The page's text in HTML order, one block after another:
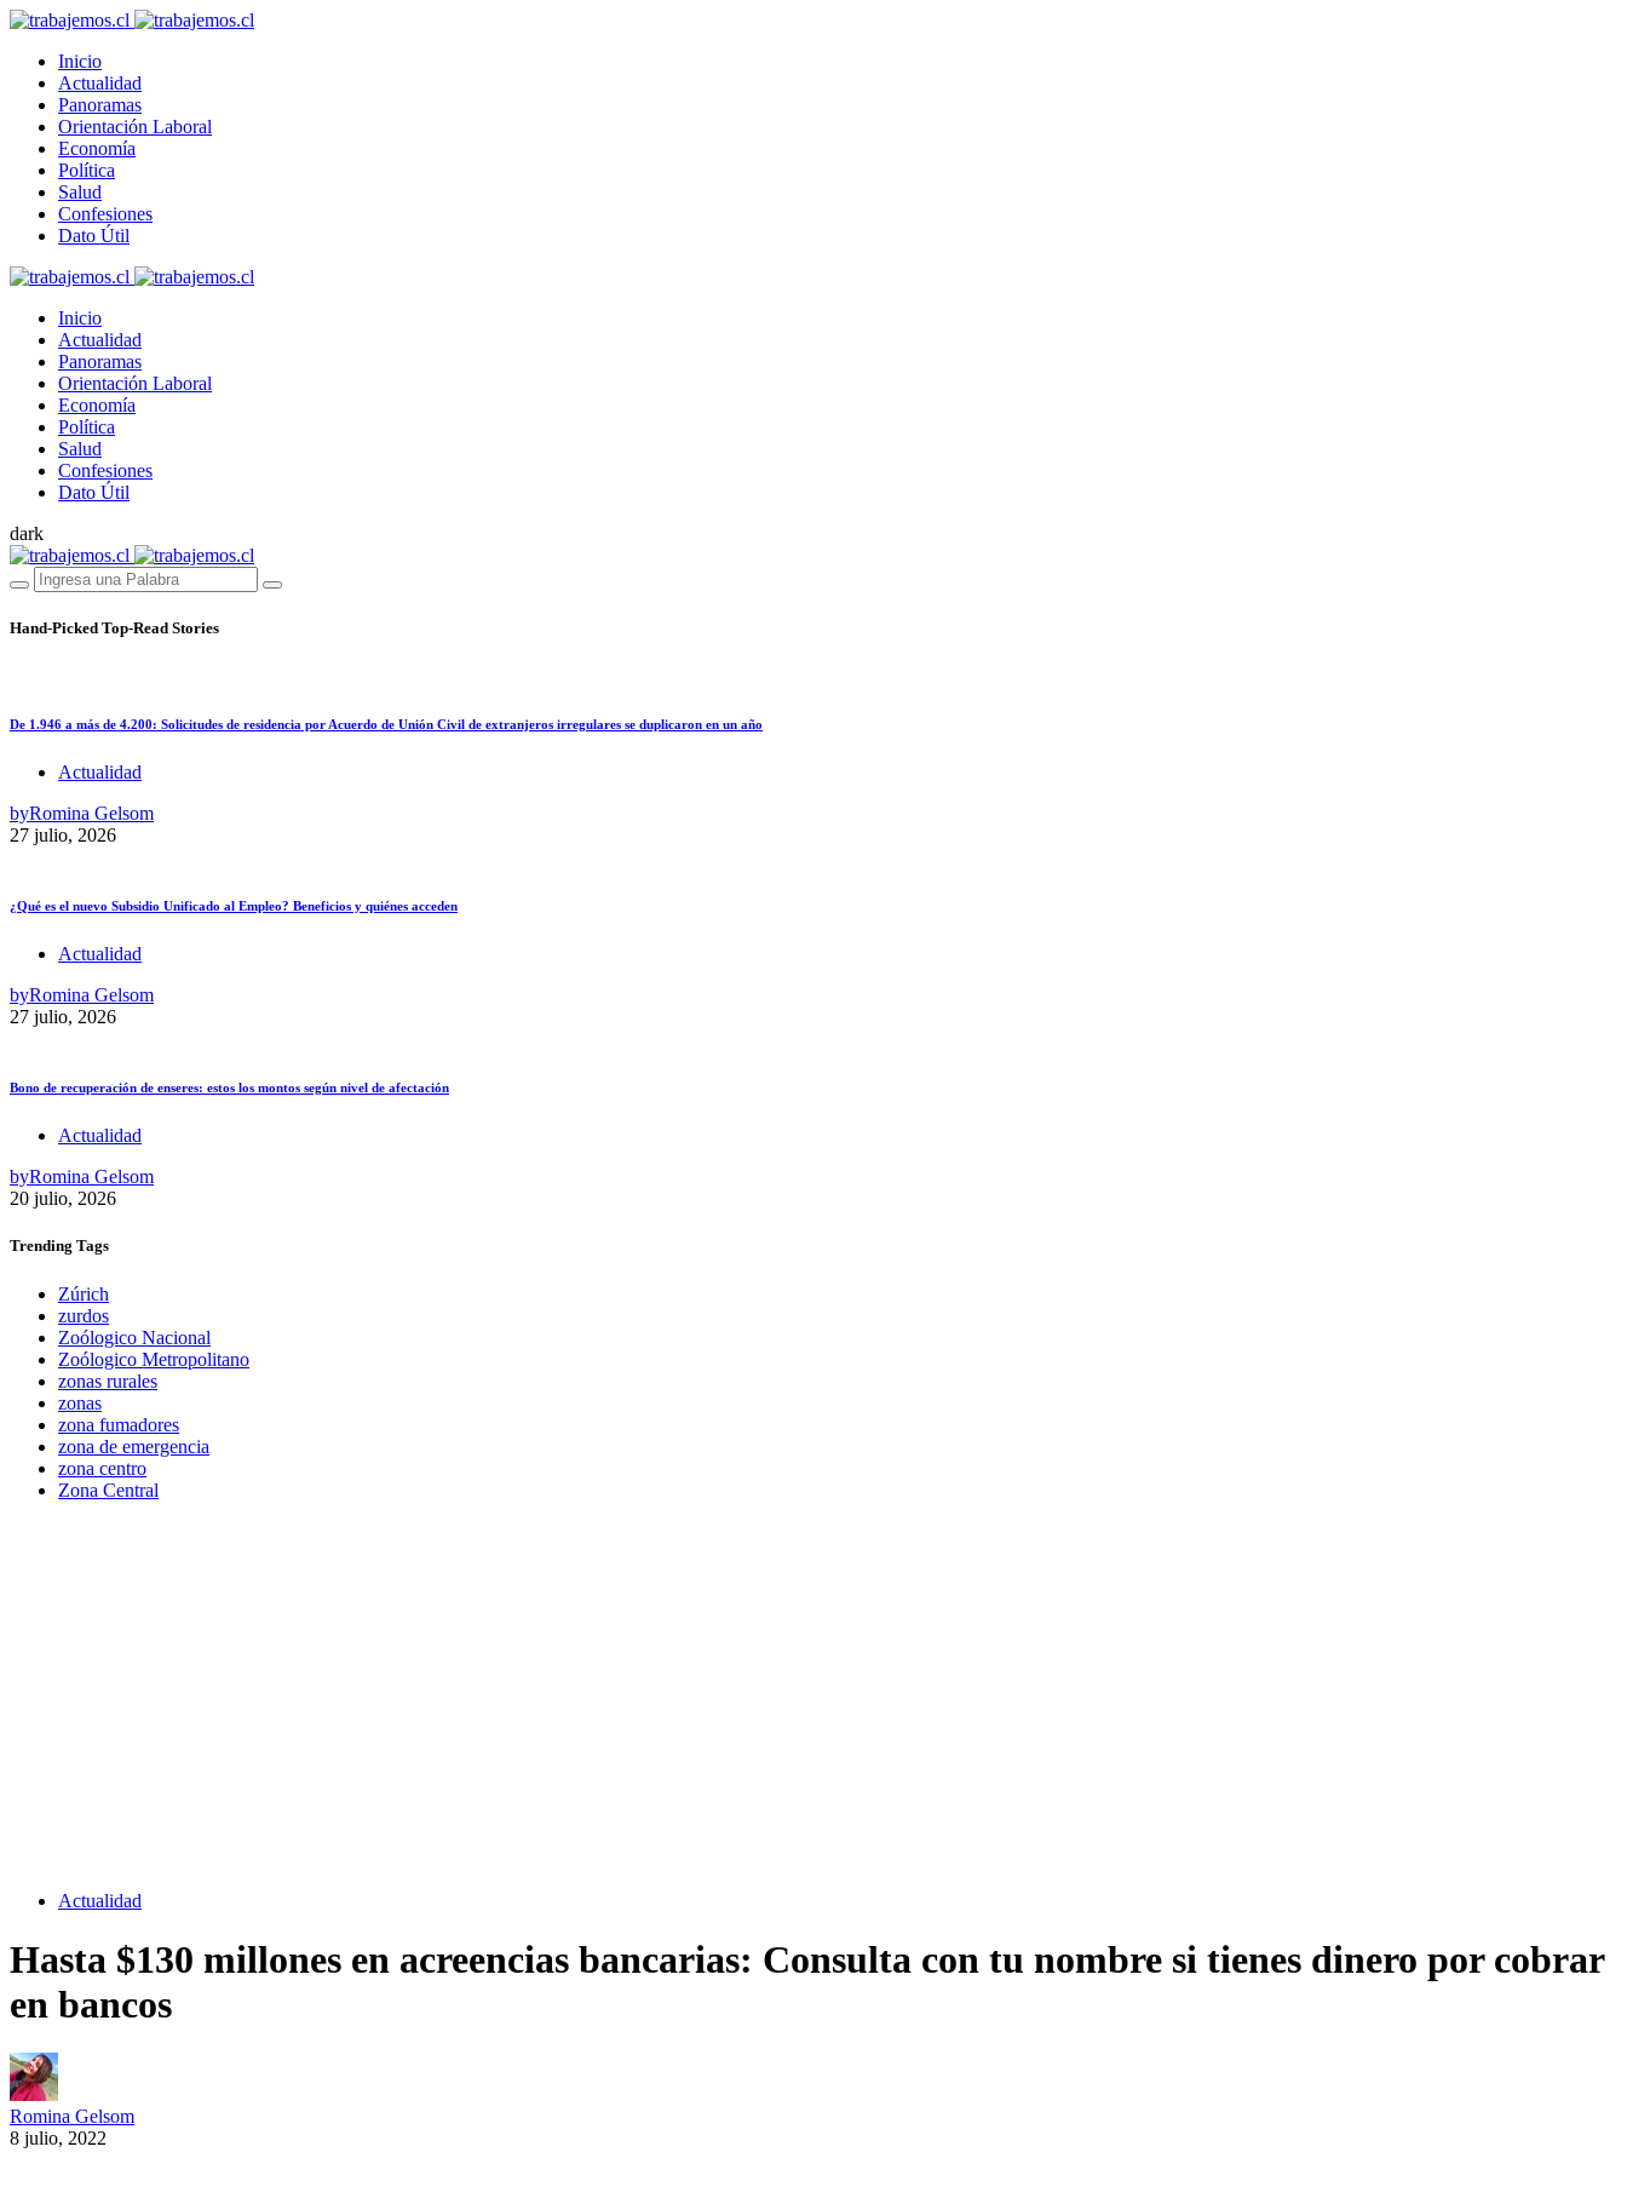
Inicio
Actualidad
Panoramas
Orientación Laboral
Economía
Política
Salud
Confesiones
Dato Útil
Inicio
Actualidad
Panoramas
Orientación Laboral
Economía
Política
Salud
Confesiones
Dato Útil
dark
Hand-Picked Top-Read Stories
De 1.946 a más de 4.200: Solicitudes de residencia por Acuerdo de Unión Civil de extranjeros irregulares se duplicaron en un año
Actualidad
byRomina Gelsom
27 julio, 2026
¿Qué es el nuevo Subsidio Unificado al Empleo? Beneficios y quiénes acceden
Actualidad
byRomina Gelsom
27 julio, 2026
Bono de recuperación de enseres: estos los montos según nivel de afectación
Actualidad
byRomina Gelsom
20 julio, 2026
Trending Tags
Zúrich
zurdos
Zoólogico Nacional
Zoólogico Metropolitano
zonas rurales
zonas
zona fumadores
zona de emergencia
zona centro
Zona Central
Actualidad
Hasta $130 millones en acreencias bancarias: Consulta con tu nombre si tienes dinero por cobrar
en bancos
Romina Gelsom
8 julio, 2022